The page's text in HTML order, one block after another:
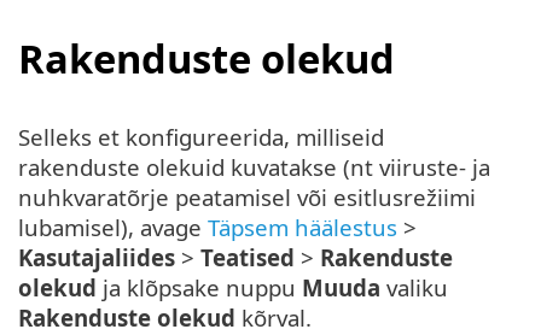
Rakenduste olekud
Selleks et konfigureerida, milliseid
rakenduste olekuid kuvatakse (nt viiruste- ja
nuhkvaratõrje peatamisel või esitlusrežiimi
lubamisel), avage Täpsem häälestus >
Kasutajaliides > Teatised > Rakenduste
olekud ja klõpsake nuppu Muuda valiku
Rakenduste olekud kõrval.